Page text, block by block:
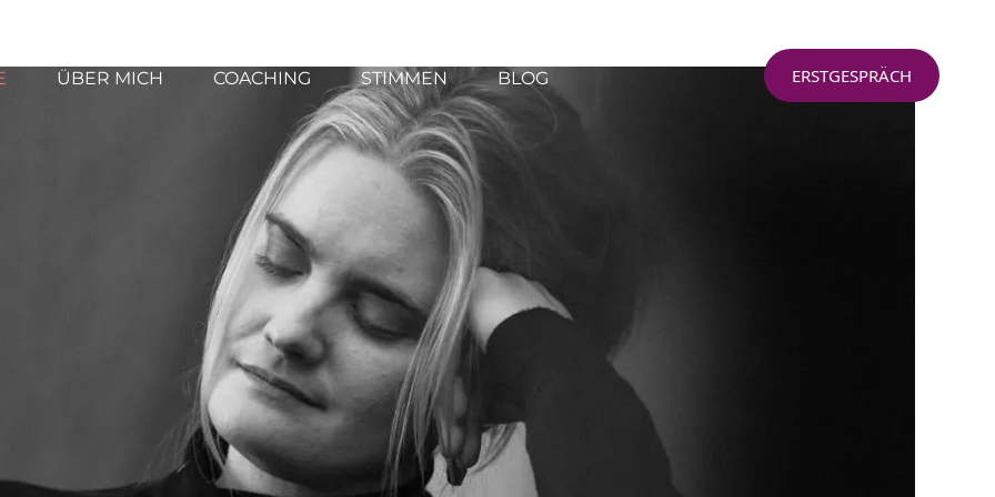
ÜBER MICH COACHING STIMMEN BLOG ERSTGESPRÄCH